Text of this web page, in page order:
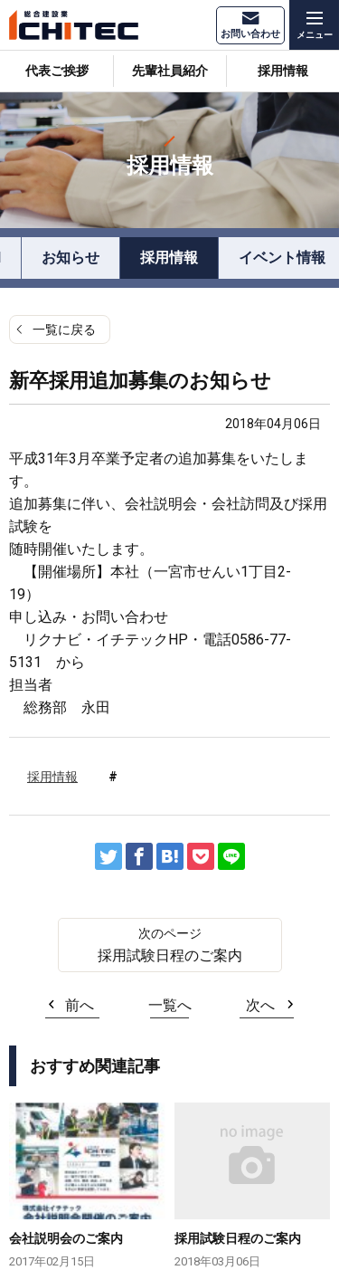
お問い合わせ
代表ご挨拶 先輩社員紹介 採用情報
採用情報
お知らせ 採用情報 イベント情報
一覧に戻る
新卒採用追加募集のお知らせ
2018年04月06日
平成31年3月卒業予定者の追加募集をいたしま
す。
追加募集に伴い、会社説明会・会社訪問及び採用
試験を
随時開催いたします。
【開催場所】本社（一宮市せんい1丁目2-
19）
申し込み・お問い合わせ
リクナビ・イチテックHP・電話0586-77-
5131 から
担当者
総務部 永田
採用情報
採用試験日程のご案内
前へ 一覧へ 次へ
おすすめ関連記事
会社説明会のご案内
2017年02月15日
採用試験日程のご案内
2018年03月06日